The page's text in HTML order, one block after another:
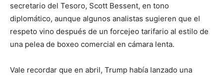
secretario del Tesoro, Scott Bessent, en tono
diplomático, aunque algunos analistas sugieren que el
respeto vino después de un forcejeo tarifario al estilo de
una pelea de boxeo comercial en cámara lenta.
Vale recordar que en abril, Trump había lanzado una